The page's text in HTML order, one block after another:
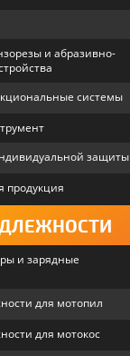
и абразивно-
системы
защиты
продукция
и зарядные
для мотопил
для мотокос